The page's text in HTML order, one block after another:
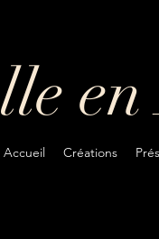
en
Accueil Créations